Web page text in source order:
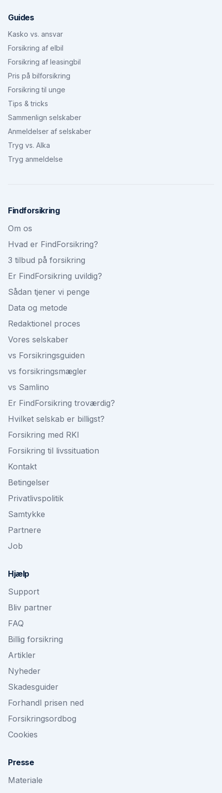
Guides
Kasko vs. ansvar
Forsikring af elbil
Forsikring af leasingbil
Pris på bilforsikring
Forsikring til unge
Tips & tricks
Sammenlign selskaber
Anmeldelser af selskaber
Tryg vs. Alka
Tryg anmeldelse
Findforsikring
Om os
Hvad er FindForsikring?
3 tilbud på forsikring
Er FindForsikring uvildig?
Sådan tjener vi penge
Data og metode
Redaktionel proces
Vores selskaber
vs Forsikringsguiden
vs forsikringsmægler
vs Samlino
Er FindForsikring troværdig?
Hvilket selskab er billigst?
Forsikring med RKI
Forsikring til livssituation
Kontakt
Betingelser
Privatlivspolitik
Samtykke
Partnere
Job
Hjælp
Support
Bliv partner
FAQ
Billig forsikring
Artikler
Nyheder
Skadesguider
Forhandl prisen ned
Forsikringsordbog
Cookies
Presse
Materiale